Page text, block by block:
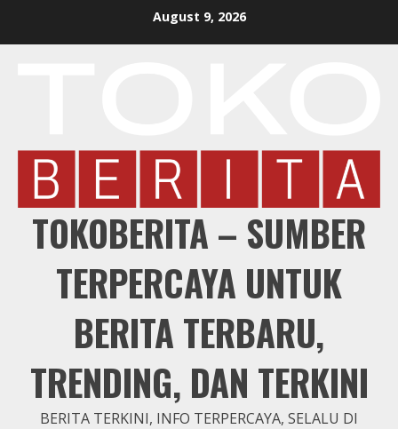
August 9, 2026
TOKOBERITA – SUMBER
TERPERCAYA UNTUK
BERITA TERBARU,
TRENDING, DAN TERKINI
BERITA TERKINI, INFO TERPERCAYA, SELALU DI